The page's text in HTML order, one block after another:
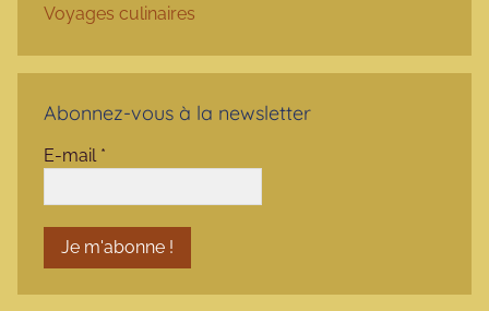
Voyages culinaires
Abonnez-vous à la newsletter
E-mail *